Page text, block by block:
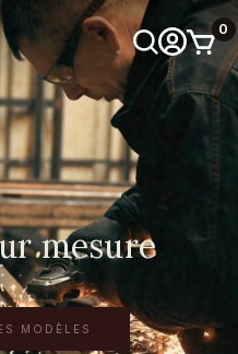
0
mesure
MODÈLES